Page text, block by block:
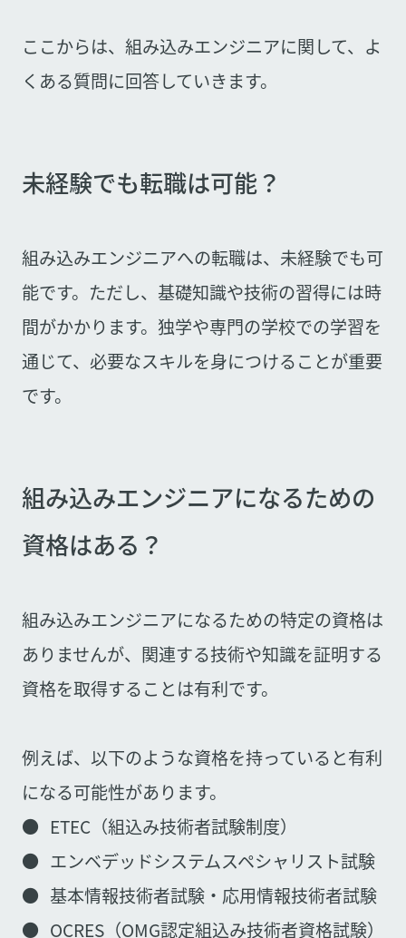
ここからは、組み込みエンジニアに関して、よ
くある質問に回答していきます。
未経験でも転職は可能？
組み込みエンジニアへの転職は、未経験でも可
能です。ただし、基礎知識や技術の習得には時
間がかかります。独学や専門の学校での学習を
通じて、必要なスキルを身につけることが重要
です。
組み込みエンジニアになるための
資格はある？
組み込みエンジニアになるための特定の資格は
ありませんが、関連する技術や知識を証明する
資格を取得することは有利です。
例えば、以下のような資格を持っていると有利
になる可能性があります。
● ETEC（組込み技術者試験制度）
● エンベデッドシステムスペシャリスト試験
● 基本情報技術者試験・応用情報技術者試験
● OCRES（OMG認定組込み技術者資格試験）